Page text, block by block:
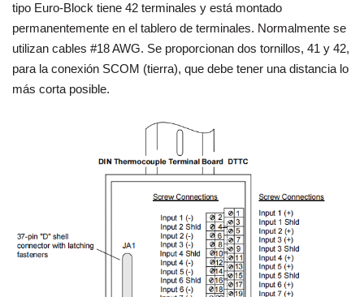
tipo Euro-Block tiene 42 terminales y está montado
permanentemente en el tablero de terminales. Normalmente se
utilizan cables #18 AWG. Se proporcionan dos tornillos, 41 y 42,
para la conexión SCOM (tierra), que debe tener una distancia lo
más corta posible.